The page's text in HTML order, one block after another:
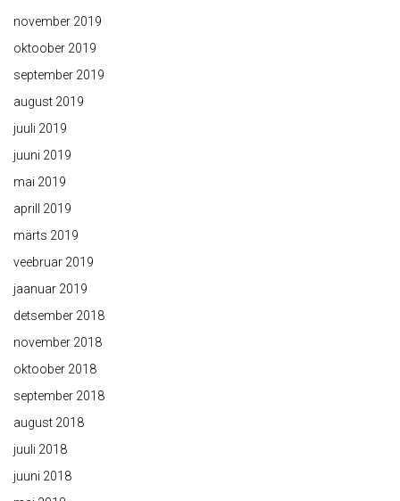
november 2019
oktoober 2019
september 2019
august 2019
juuli 2019
juuni 2019
mai 2019
aprill 2019
märts 2019
veebruar 2019
jaanuar 2019
detsember 2018
november 2018
oktoober 2018
september 2018
august 2018
juuli 2018
juuni 2018